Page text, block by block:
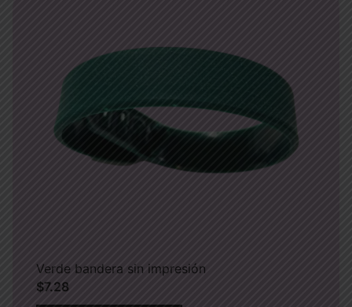
Verde bandera sin impresión
$7.28